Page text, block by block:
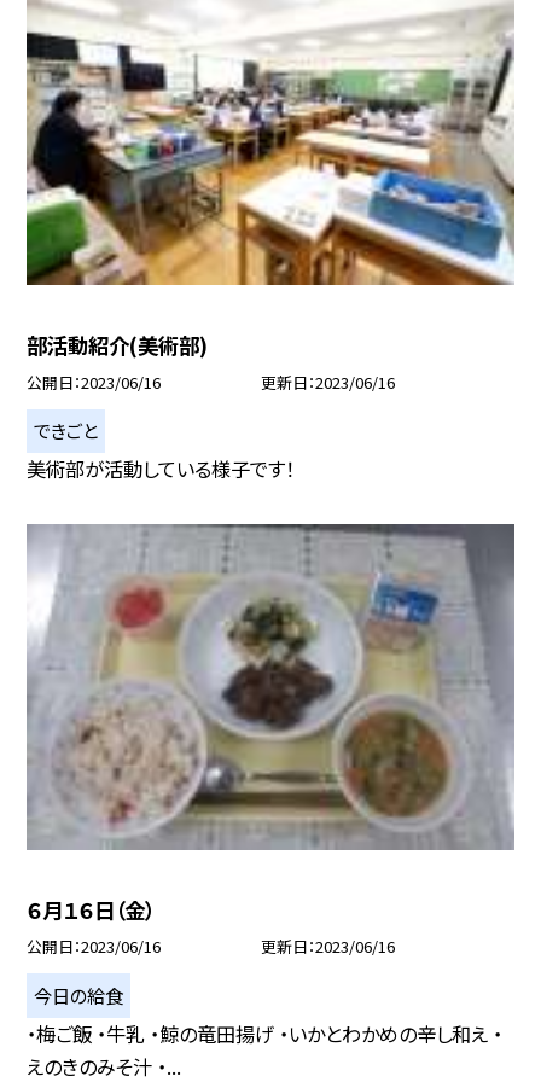
部活動紹介(美術部)
公開日 2023/06/16 更新日 2023/06/16
できごと
美術部が活動している様子です！
６月１６日（金）
公開日 2023/06/16 更新日 2023/06/16
今日の給食
・梅ご飯 ・牛乳 ・鯨の竜田揚げ ・いかとわかめの辛し和え ・
えのきのみそ汁 ・...